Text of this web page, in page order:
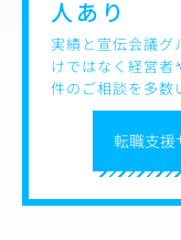
転職支援
人あり
実績と宣伝会議グ
けではなく経営
件のご相談を多数